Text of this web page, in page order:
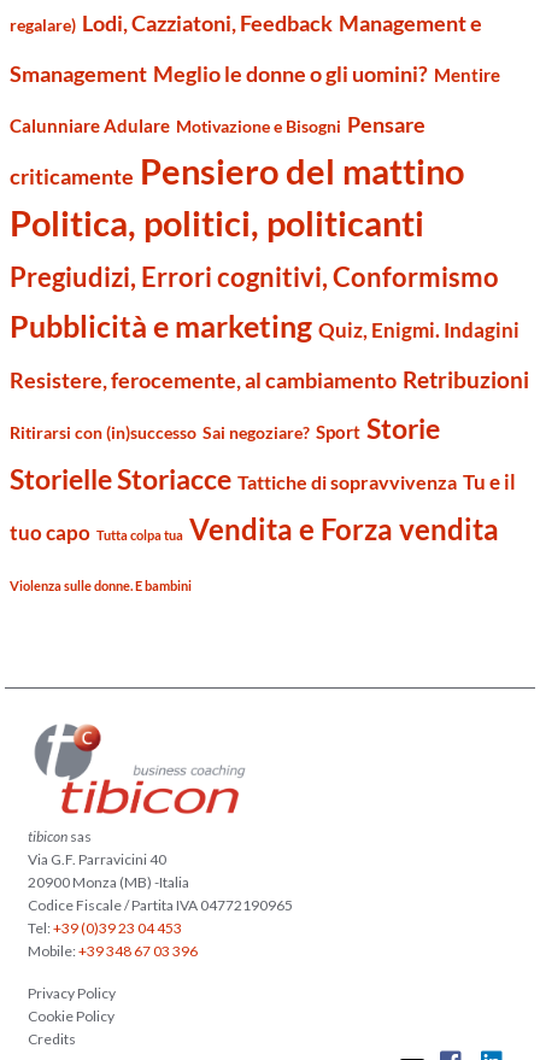
regalare) Lodi, Cazziatoni, Feedback Management e
Smanagement Meglio le donne o gli uomini? Mentire
Calunniare Adulare Motivazione e Bisogni Pensare
criticamente Pensiero del mattino
Politica, politici, politicanti
Pregiudizi, Errori cognitivi, Conformismo
Pubblicità e marketing Quiz, Enigmi. Indagini
Resistere, ferocemente, al cambiamento Retribuzioni
Ritirarsi con (in)successo Sai negoziare? Sport Storie
Storielle Storiacce Tattiche di sopravvivenza Tu e il
tuo capo Tutta colpa tua Vendita e Forza vendita
Violenza sulle donne. E bambini
tibicon sas
Via G.F. Parravicini 40
20900 Monza (MB) -Italia
Codice Fiscale / Partita IVA 04772190965
Tel:+39 (0)39 23 04 453
Mobile:+39 348 67 03 396
Privacy Policy
Cookie Policy
Credits